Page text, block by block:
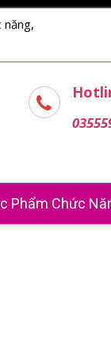
năng,
Phẩm Chức